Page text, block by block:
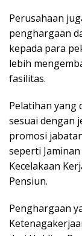
Perusahaan
penghargaan
kepada para
lebih
fasilitas.
Pelatihan yang
sesuai dengan
promosi
seperti
Kecelakaan
Pensiun.
Penghargaan